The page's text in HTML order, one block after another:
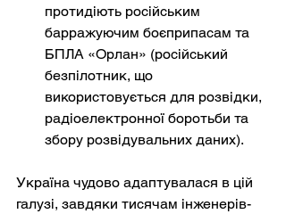
протидіють російським
барражуючим боєприпасам та
БПЛА «Орлан» (російський
безпілотник, що
використовується для розвідки,
радіоелектронної боротьби та
збору розвідувальних даних).
Україна чудово адаптувалася в цій
галузі, завдяки тисячам інженерів-